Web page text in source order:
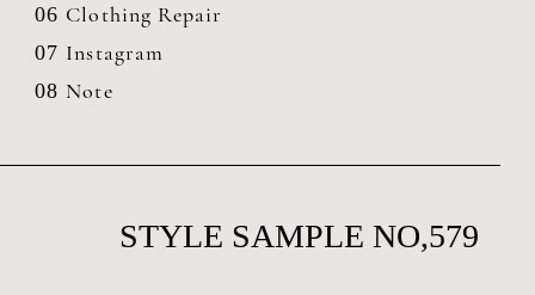
06 Clothing Repair
07 Instagram
08 Note
STYLE SAMPLE NO,579